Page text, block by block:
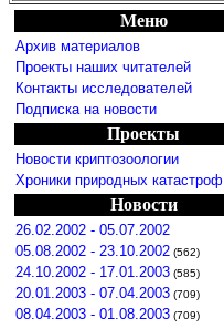
Меню
Архив материалов
Проекты наших читателей
Контакты исследователей
Подписка на новости
Проекты
Новости криптозоологии
Хроники природных катастроф
Новости
26.02.2002 - 05.07.2002
05.08.2002 - 23.10.2002 (562)
24.10.2002 - 17.01.2003 (585)
20.01.2003 - 07.04.2003 (709)
08.04.2003 - 01.08.2003 (709)